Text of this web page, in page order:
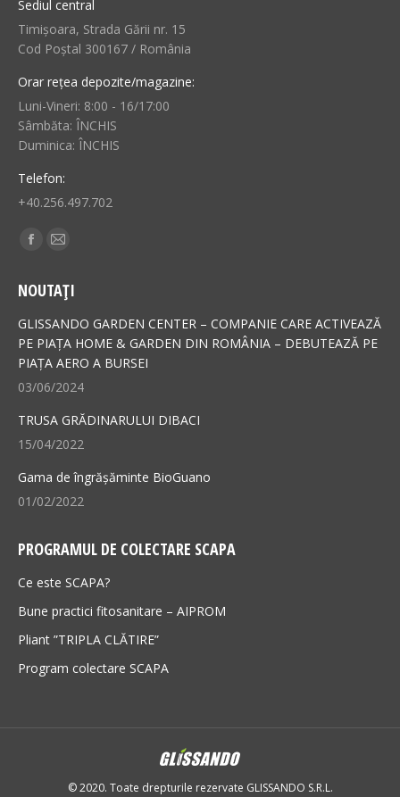
Sediul central
Timișoara, Strada Gării nr. 15
Cod Poștal 300167 / România
Orar rețea depozite/magazine:
Luni-Vineri: 8:00 - 16/17:00
Sâmbăta: ÎNCHIS
Duminica: ÎNCHIS
Telefon:
+40.256.497.702
Find us on:
Facebook
opens
in
new
window
Mail
opens
in
new
window
NOUTAȚI
GLISSANDO GARDEN CENTER – COMPANIE CARE ACTIVEAZĂ
PE PIAȚA HOME & GARDEN DIN ROMÂNIA – DEBUTEAZĂ PE
PIAȚA AERO A BURSEI
03/06/2024
TRUSA GRĂDINARULUI DIBACI
15/04/2022
Gama de îngrășăminte BioGuano
01/02/2022
PROGRAMUL DE COLECTARE SCAPA
Ce este SCAPA?
Bune practici fitosanitare – AIPROM
Pliant ”TRIPLA CLĂTIRE”
Program colectare SCAPA
© 2020. Toate drepturile rezervate GLISSANDO S.R.L.